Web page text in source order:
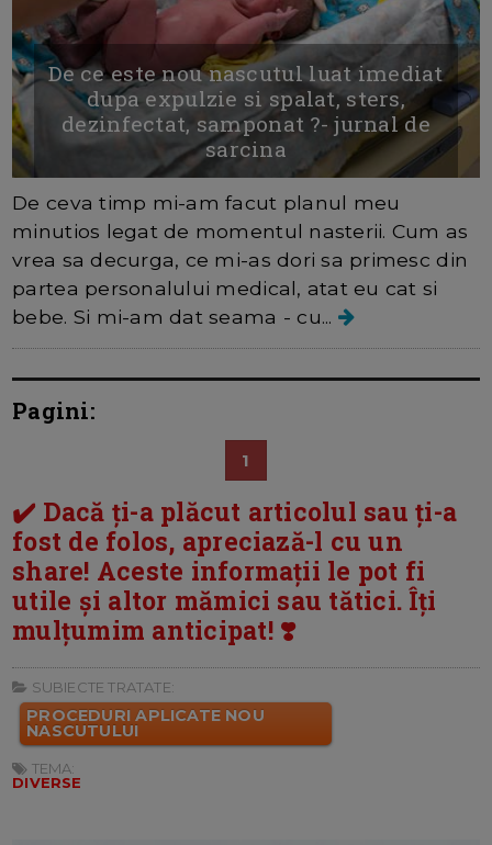
De ce este nou nascutul luat imediat
dupa expulzie si spalat, sters,
dezinfectat, samponat ?- jurnal de
sarcina
De ceva timp mi-am facut planul meu
minutios legat de momentul nasterii. Cum as
vrea sa decurga, ce mi-as dori sa primesc din
partea personalului medical, atat eu cat si
bebe. Si mi-am dat seama - cu...
Pagini:
1
✔️ Dacă ți-a plăcut articolul sau ți-a
fost de folos, apreciază-l cu un
share! Aceste informații le pot fi
utile și altor mămici sau tătici. Îți
mulțumim anticipat! ❣️
SUBIECTE TRATATE:
PROCEDURI APLICATE NOU
NASCUTULUI
TEMA:
DIVERSE